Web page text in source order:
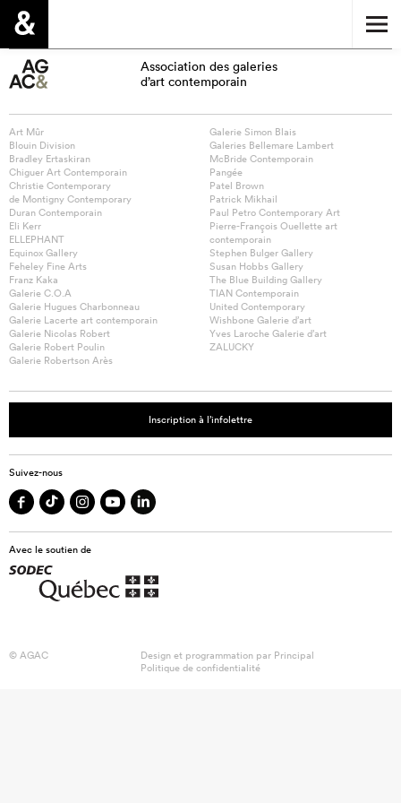
Association des galeries
d’art contemporain
Art Mûr
Blouin Division
Bradley Ertaskiran
Chiguer Art Contemporain
Christie Contemporary
de Montigny Contemporary
Duran Contemporain
Eli Kerr
ELLEPHANT
Equinox Gallery
Feheley Fine Arts
Franz Kaka
Galerie C.O.A
Galerie Hugues Charbonneau
Galerie Lacerte art contemporain
Galerie Nicolas Robert
Galerie Robert Poulin
Galerie Robertson Arès
Galerie Simon Blais
Galeries Bellemare Lambert
McBride Contemporain
Pangée
Patel Brown
Patrick Mikhail
Paul Petro Contemporary Art
Pierre-François Ouellette art
contemporain
Stephen Bulger Gallery
Susan Hobbs Gallery
The Blue Building Gallery
TIAN Contemporain
United Contemporary
Wishbone Galerie d’art
Yves Laroche Galerie d’art
ZALUCKY
Inscription à l’infolettre
Suivez-nous
Avec le soutien de
© AGAC Design et programmation par Principal
Politique de confidentialité